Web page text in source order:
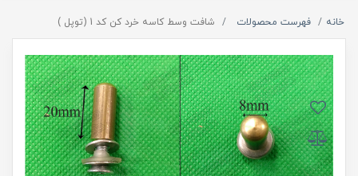
خانه فهرست محصولات شافت وسط کاسه خرد کن کد 1 (توپل )